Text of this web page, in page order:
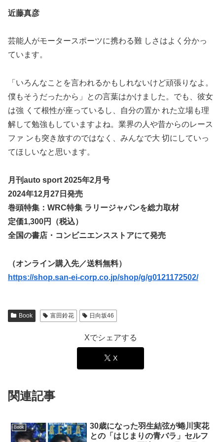
近藤真彦
芸能人がモータースポーツに携わる難 しさはよく分かっ
ています。
「いろんなことを言われるかもしれないけど頑張りなよ。
僕もそうだったから」との言葉はかけました。でも、彼女
は強 くて根性が座っているし、自分の置か れた立場も理
解して勉強もしていますよね。業界の人や昔からのレース
ファ ンも突き放すのではなく、みんなで大 切にしていっ
てほしいなと思います。
月刊auto sport 2025年2月号
2024年12月27日発売
巻頭特集：WRC特集 ラリージャパンを総力取材
定価1,300円（税込）
全国の書店・コンビニエンスストアにて発売
（オンライン購入先／送料無料）
https://shop.san-ei-corp.co.jp/shop/g/g0121172502/
Book 富田鈴花 日向坂46
Xでシェアする
X
関連記事
Book
30歳になった羽生結弦が蜷川実花
との「はじまりの青バラ」セルフ